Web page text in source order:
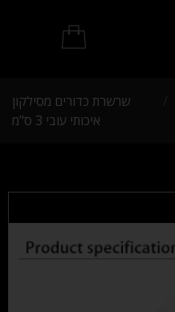
שרשרת כדורים מסילקון
איכותי עובי 3 ס"מ